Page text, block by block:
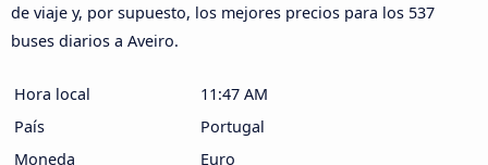
de viaje y, por supuesto, los mejores precios para los 537
buses diarios a Aveiro.
Hora local
11:48 AM
País
Portugal
Moneda
Euro